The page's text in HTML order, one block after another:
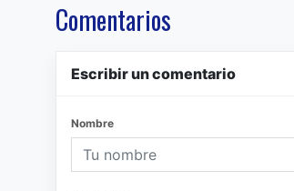
Comentarios
Escribir un comentario
Nombre